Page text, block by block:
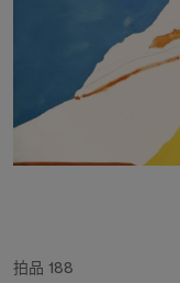
拍品 188